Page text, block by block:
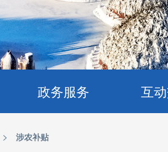
政务服务 互
> 涉农补贴